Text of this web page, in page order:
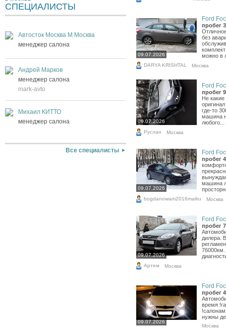
СПЕЦИАЛИСТЫ
Автосток Москва М Москва
менеджер салона
Андрей Марков
менеджер салона
mark-avto
Михаил КИТТО
менеджер салона
Все специалисты
09.07.2026
Ford
пробег
без
можно в
DARYA KRISHTAL Москва
09.07.2026
Ford
пробег
Не какие
где-то
машина
любого...
Руслан Москва
09.07.2026
Ford
пробег
машина
bogdanowam2016mailru Москва
09.07.2026
Ford
пробег
дилера.
Артем Москва
09.07.2026
Ford
пробег
время
нужны
Москва